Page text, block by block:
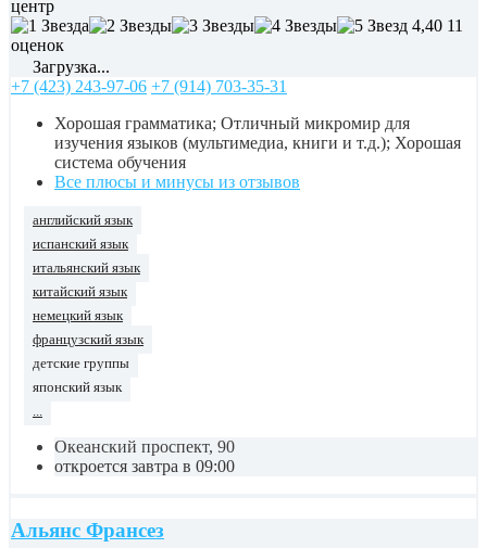
центр
4,40 11
оценок
Загрузка...
+7 (423) 243-97-06 +7 (914) 703-35-31
Хорошая грамматика; Отличный микромир для
изучения языков (мультимедиа, книги и т.д.); Хорошая
система обучения
Все плюсы и минусы из отзывов
английский язык
испанский язык
итальянский язык
китайский язык
немецкий язык
французский язык
детские группы
японский язык
...
Океанский проспект, 90
откроется завтра в 09:00
Альянс Франсез